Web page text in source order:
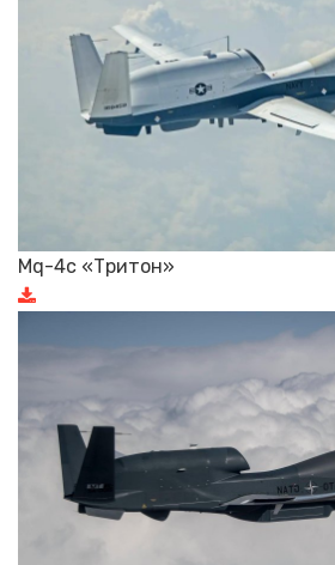
Mq-4c «Тритон»